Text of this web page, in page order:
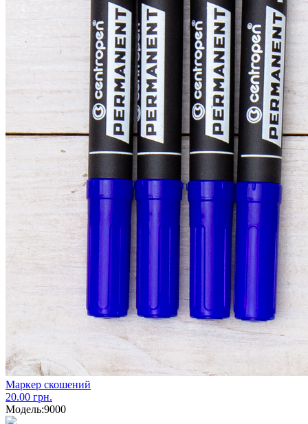
Маркер скошений
20.00 грн.
Модель:9000